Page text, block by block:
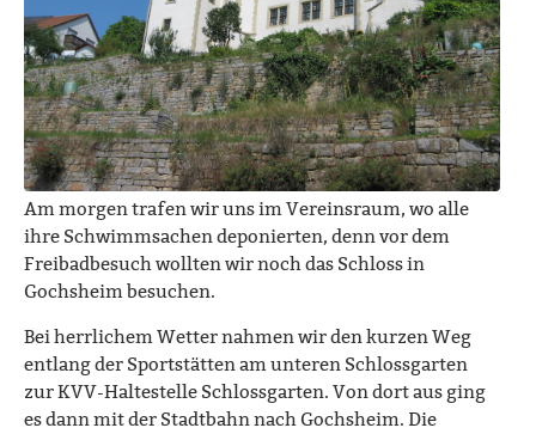
Am morgen trafen wir uns im Vereinsraum, wo alle
ihre Schwimmsachen deponierten, denn vor dem
Freibadbesuch wollten wir noch das Schloss in
Gochsheim besuchen.
Bei herrlichem Wetter nahmen wir den kurzen Weg
entlang der Sportstätten am unteren Schlossgarten
zur KVV-Haltestelle Schlossgarten. Von dort aus ging
es dann mit der Stadtbahn nach Gochsheim. Die